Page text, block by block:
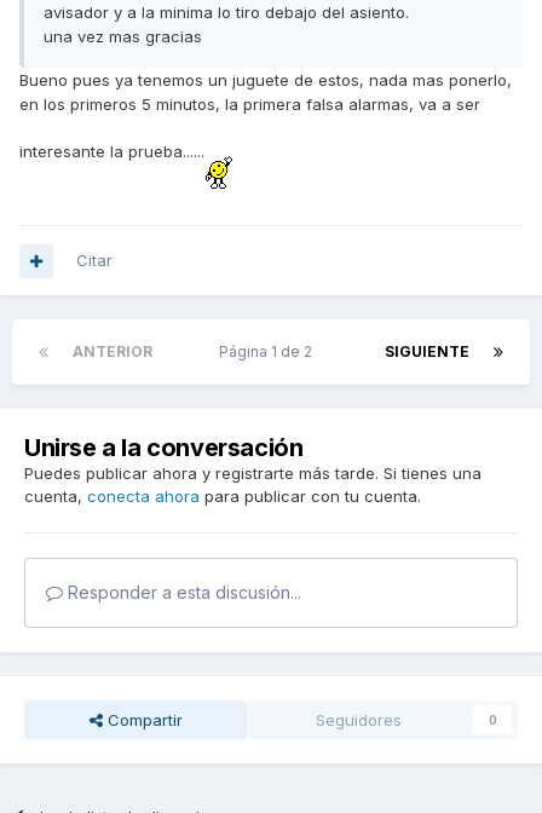
avisador y a la minima lo tiro debajo del asiento.
una vez mas gracias
Bueno pues ya tenemos un juguete de estos, nada mas ponerlo,
en los primeros 5 minutos, la primera falsa alarmas, va a ser
interesante la prueba......
Citar
ANTERIOR SIGUIENTE
Página 1 de 2
Unirse a la conversación
Puedes publicar ahora y registrarte más tarde. Si tienes una
cuenta, conecta ahora para publicar con tu cuenta.
Responder a esta discusión...
Compartir Seguidores 0